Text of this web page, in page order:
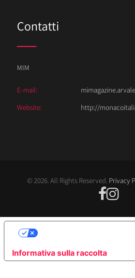
Contatti
MIM
E-mail:
Website:
http://
© 2026. All Rights Reserved. Privacy
Informativa sulla raccolta